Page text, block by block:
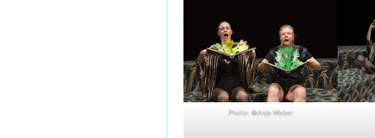
Photo: ©Anja Weber